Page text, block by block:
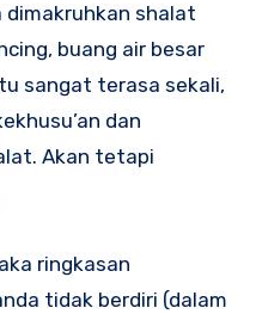
dimakruhkan shalat
buang air besar
sangat terasa sekali,
dan
Akan tetapi
ringkasan
tidak berdiri (dalam